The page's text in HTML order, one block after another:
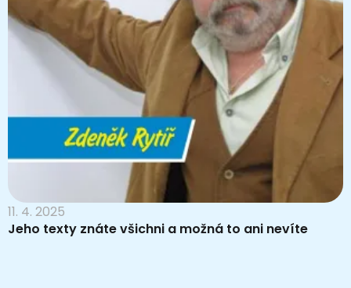
11. 4. 2025
Jeho texty znáte všichni a možná to ani nevíte